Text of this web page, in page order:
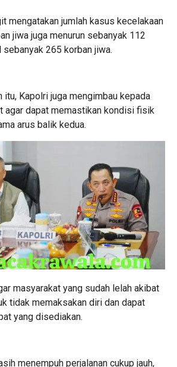
mengatakan jumlah kasus kecelakaan
jiwa juga menurun sebanyak 112
265 korban jiwa.
itu, Kapolri juga mengimbau kepada
agar dapat memastikan kondisi fisik
arus balik kedua.
masyarakat yang sudah lelah akibat
tidak memaksakan diri dan dapat
yang disediakan.
menempuh perjalanan cukup jauh,